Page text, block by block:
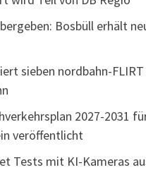
Bosbüll erhält
sieben nordbahn-
2027-2031
veröffentlicht
Tests mit KI-Kameras